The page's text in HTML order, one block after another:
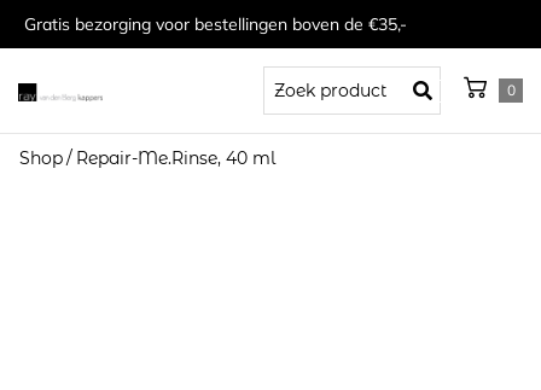
Gratis bezorging voor bestellingen boven de €35,-
0
Shop/ Repair-Me.Rinse, 40 ml